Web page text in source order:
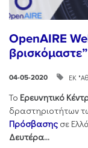
OpenAIRE
βρισκόμαστε”
04-05-2020 ΕΚ
Το Ερευνητικό
δραστηριοτήτων
Πρόσβασης σε
Δευτέρα...